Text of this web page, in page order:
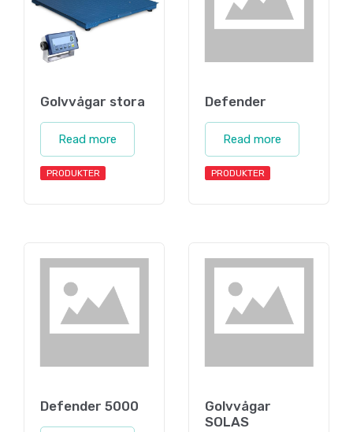
Golvvågar stora
Read more
PRODUKTER
Defender
Read more
PRODUKTER
Defender 5000
Golvvågar
SOLAS